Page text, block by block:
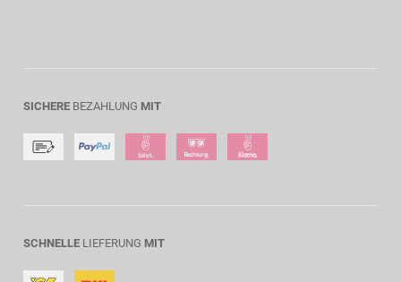
SICHERE BEZAHLUNG MIT
SCHNELLE LIEFERUNG MIT